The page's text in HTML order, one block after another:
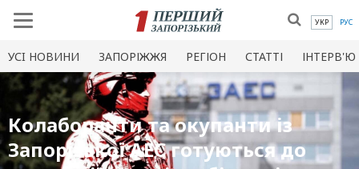
УКР РУС
УСI НОВИНИ ЗАПОРІЖЖЯ РЕГІОН СТАТТІ ІНТЕРВ'Ю
Колаборанти та окупанти із
Запорізької АЕС готуються до